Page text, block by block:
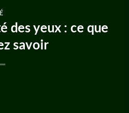
des yeux : ce que
savoir